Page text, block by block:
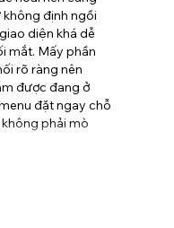
định ngồi
diện khá dễ
mắt. Mấy phần
rõ ràng nên
được đang ở
đặt ngay chỗ
phải mò